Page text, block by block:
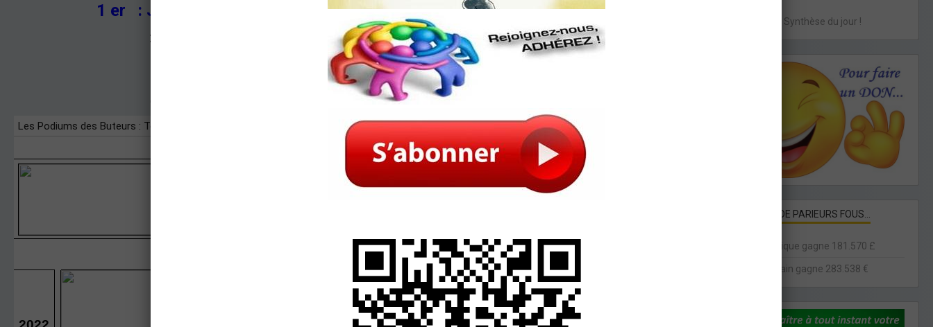
1 er : Just FONTAINE (France) 13 Buts marqués en 1958 en Suède
2 ème : Sandor KOCSIS (Hongrie) 11 Buts marqués en 1954 en Allemagne
3 ème : Gerhard MULLER (Allemagne) 10 Buts marqués en 1970 au Mexique
Ci-dessous, vous trouverez les podiums des meilleurs buteurs de chaque Coupe du Monde :
Quinté : La Synthèse du jour !
HISTOIRES DE PARIEURS FOUS...
Un britannique gagne 181.570 £
Un américain gagne 283.538 €